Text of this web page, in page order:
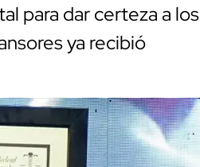
para dar certeza a los
ya recibió